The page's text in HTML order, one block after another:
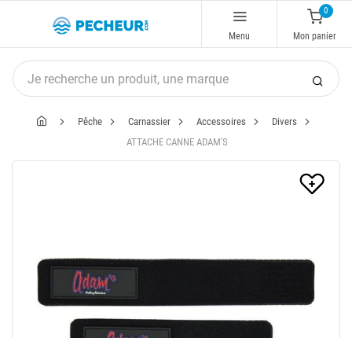
Menu
0
Mon panier
Pêche Carnassier Accessoires
Divers
ATTACHE CANNE ADAM'S